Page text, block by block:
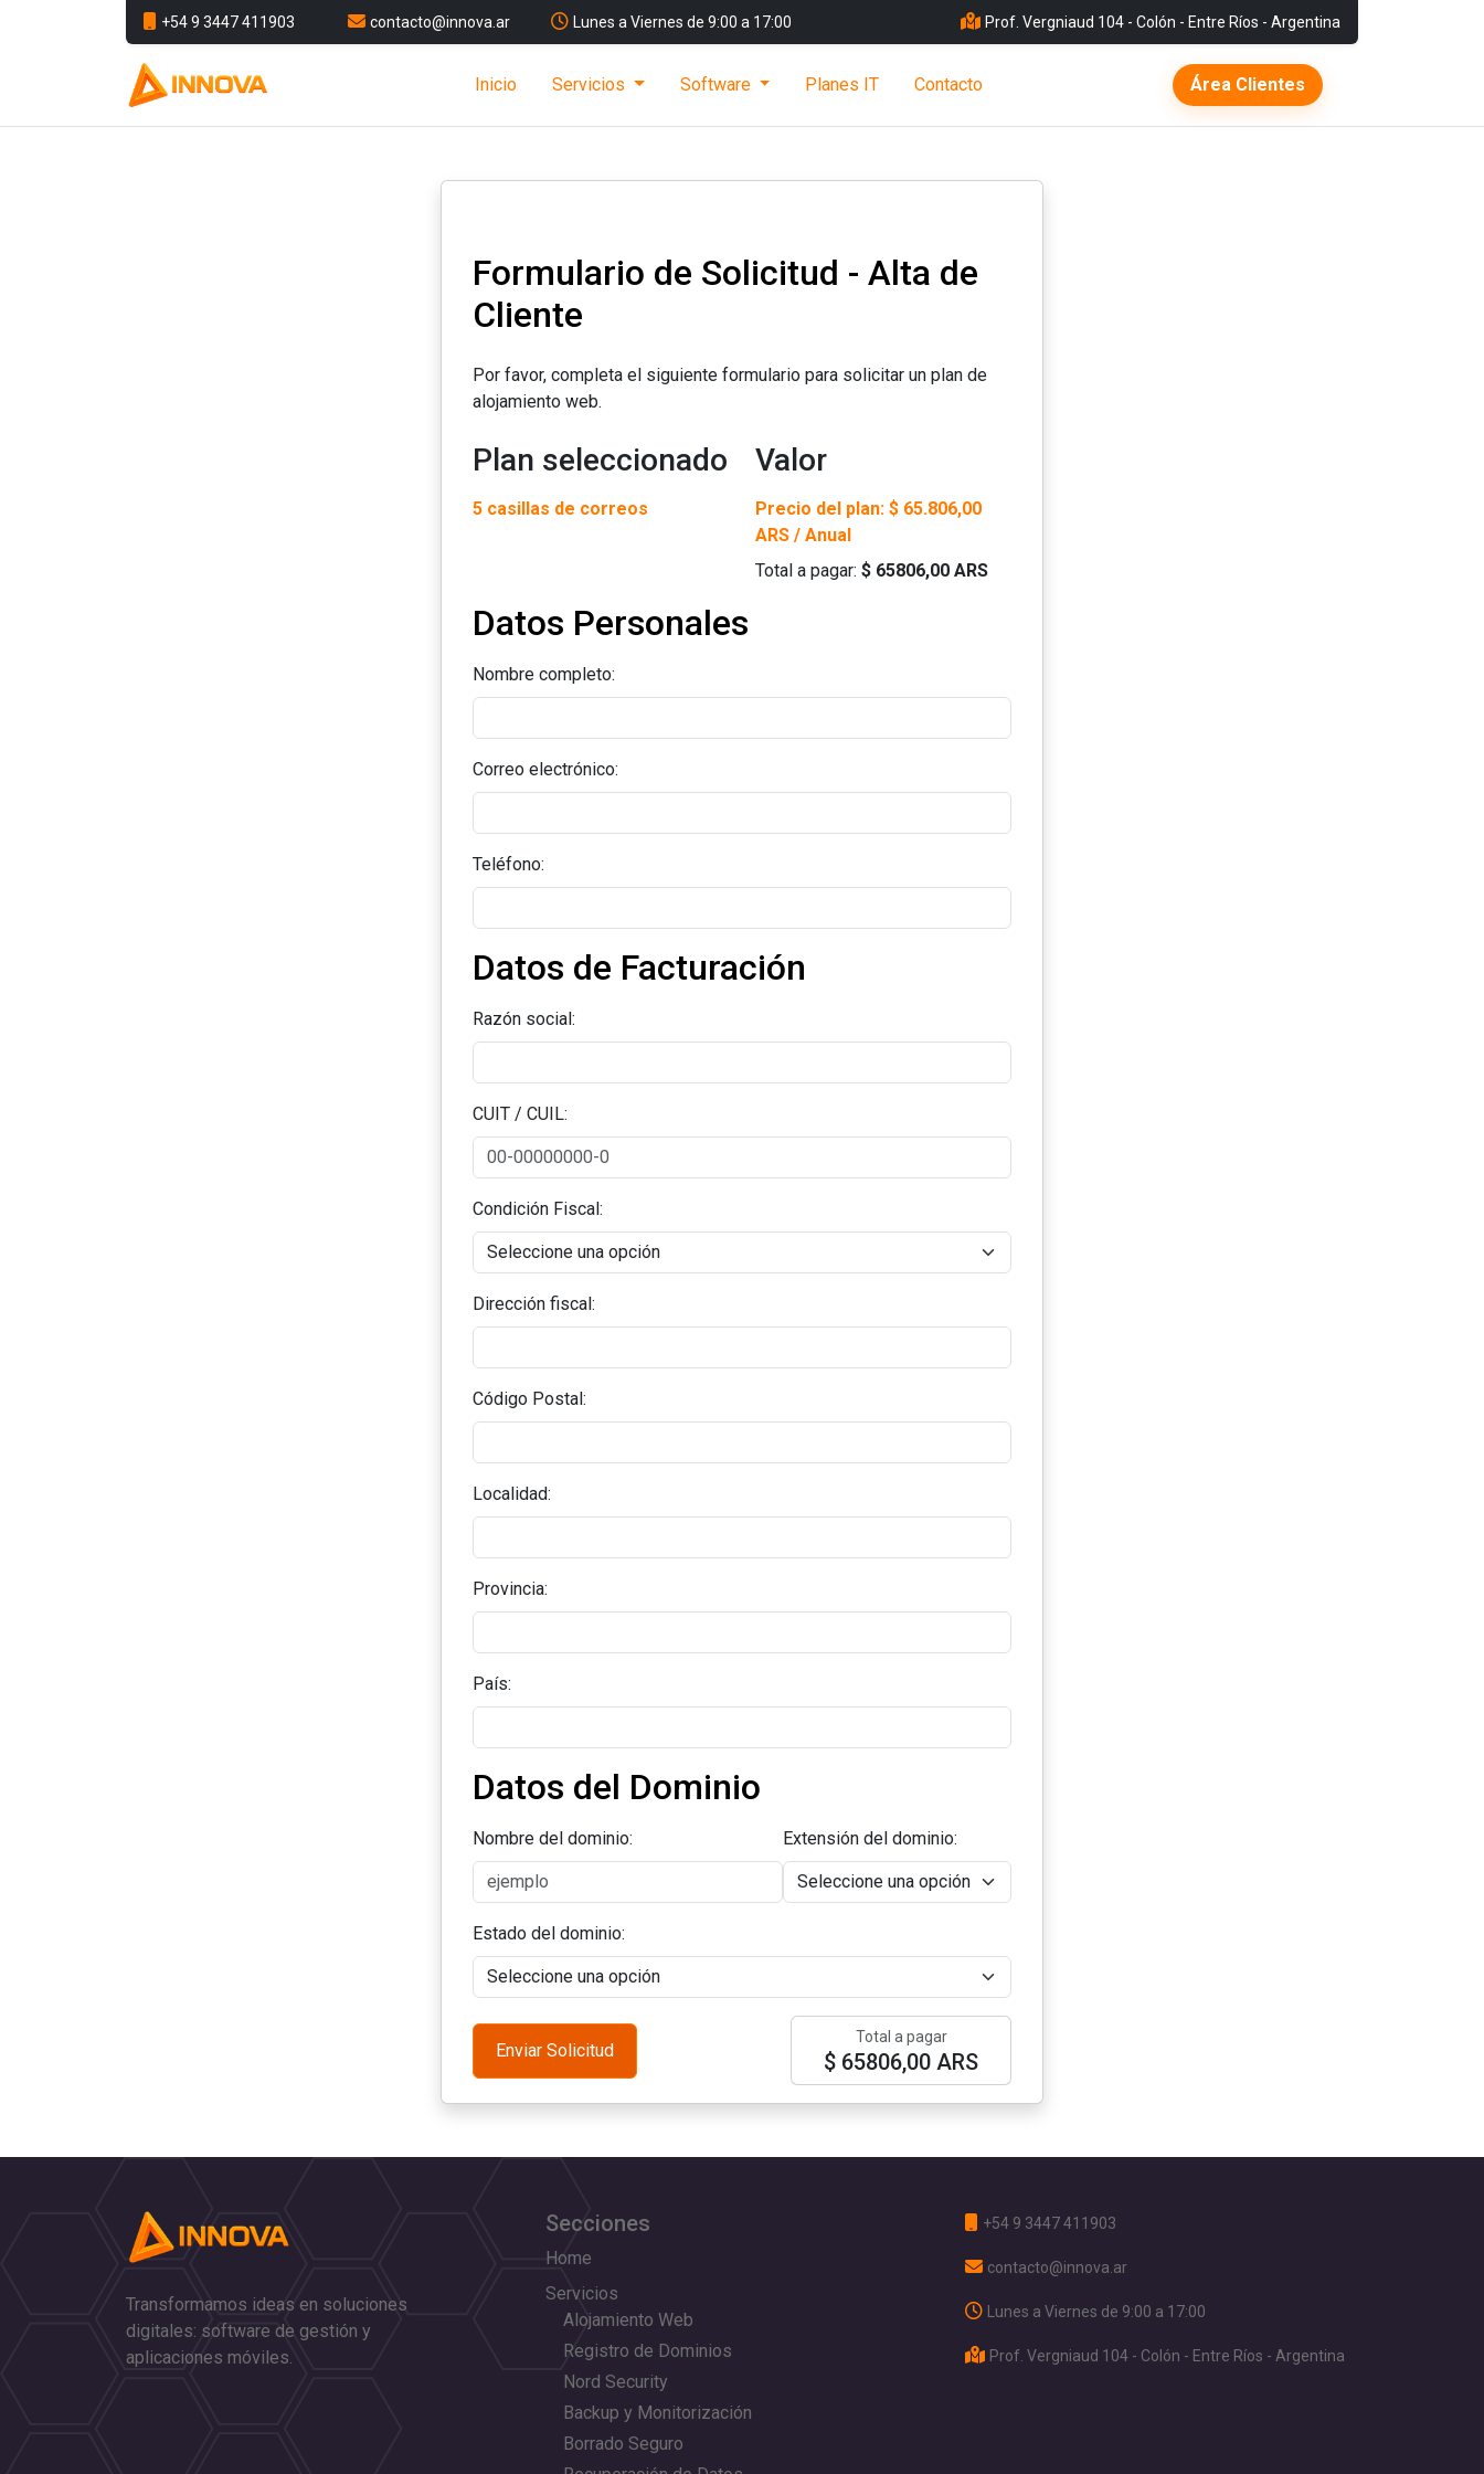
+54 9 3447 411903 contacto@innova.ar Lunes a Viernes de 9:00 a 17:00 Prof. Vergniaud 104 - Colón - Entre Ríos - Argentina
Inicio Servicios Software Planes IT Contacto Área Clientes
Formulario de Solicitud - Alta de
Cliente
Por favor, completa el siguiente formulario para solicitar un plan de
alojamiento web.
Plan seleccionado
5 casillas de correos
Valor
Precio del plan: $ 65.806,00
ARS / Anual
Total a pagar: $ 65806,00 ARS
Datos Personales
Nombre completo:
Correo electrónico:
Teléfono:
Datos de Facturación
Razón social:
CUIT / CUIL:
Condición Fiscal:
Dirección fiscal:
Código Postal:
Localidad:
Provincia:
País:
Datos del Dominio
Nombre del dominio: Extensión del dominio:
Estado del dominio:
Enviar Solicitud
Total a pagar
$ 65806,00 ARS
Transformamos ideas en soluciones
digitales: software de gestión y
aplicaciones móviles.
Secciones
Home
Servicios
Alojamiento Web
Registro de Dominios
Nord Security
Backup y Monitorización
Borrado Seguro
+54 9 3447 411903
contacto@innova.ar
Lunes a Viernes de 9:00 a 17:00
Prof. Vergniaud 104 - Colón - Entre Ríos - Argentina